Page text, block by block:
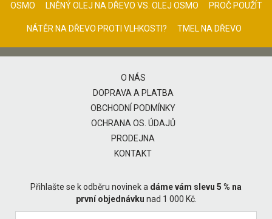
OSMO LNĚNÝ OLEJ NA DŘEVO VS. OLEJ OSMO PROČ POUŽÍT
NÁTĚR NA DŘEVO PROTI VLHKOSTI? TMEL NA DŘEVO
O NÁS
DOPRAVA A PLATBA
OBCHODNÍ PODMÍNKY
OCHRANA OS. ÚDAJŮ
PRODEJNA
KONTAKT
Přihlašte se k odběru novinek a dáme vám slevu 5 % na
první objednávku nad 1 000 Kč.